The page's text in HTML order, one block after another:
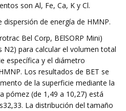
son Al, Fe, Ca, K y Cl.
dispersión de energía de HMNP.
Bel Corp, BElSORP Mini)
para calcular el volumen total
específica y el diámetro
Los resultados de BET se
de la superficie mediante la
pómez (de 1,49 a 10,27) está
La distribución del tamaño